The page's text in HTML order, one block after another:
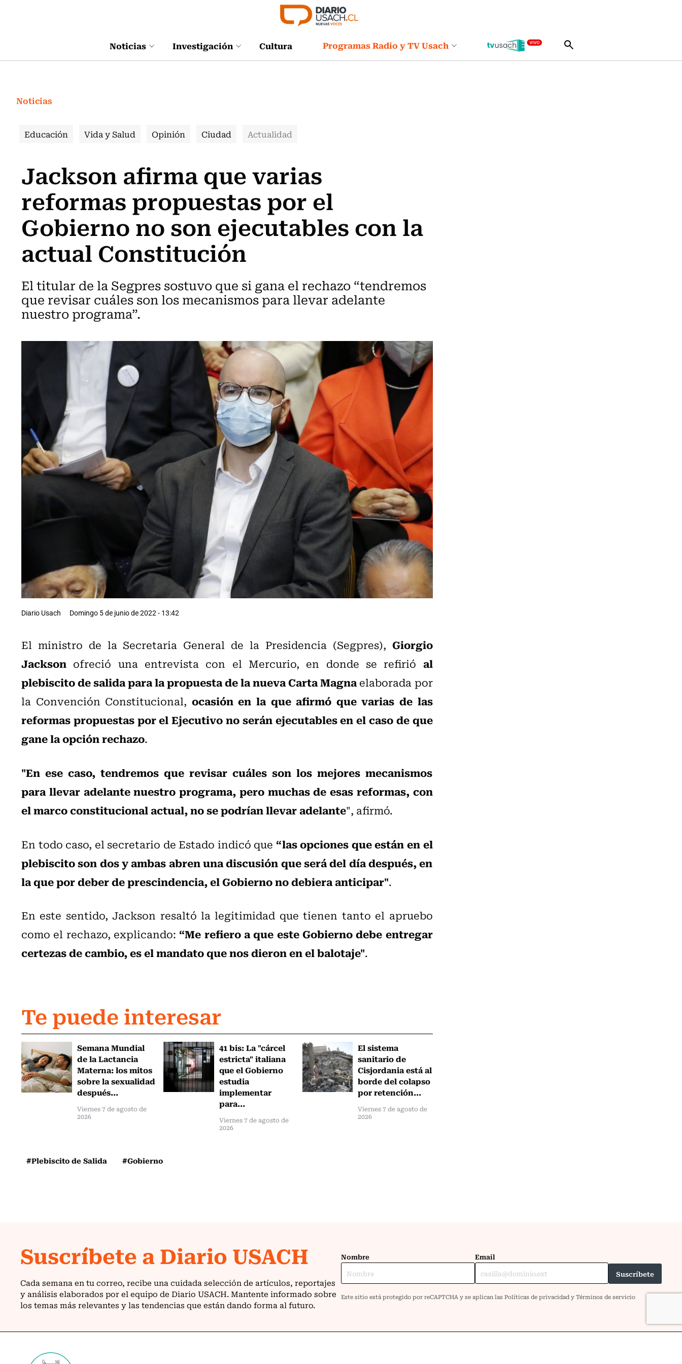
Noticias Investigación Cultura Programas Radio y TV Usach
Noticias
Educación Vida y Salud Opinión Ciudad Actualidad
Jackson afirma que varias
reformas propuestas por el
Gobierno no son ejecutables con la
actual Constitución
El titular de la Segpres sostuvo que si gana el rechazo “tendremos
que revisar cuáles son los mecanismos para llevar adelante
nuestro programa”.
Diario Usach Domingo 5 de junio de 2022 - 13:42
El ministro de la Secretaria General de la Presidencia (Segpres), Giorgio
Jackson ofreció una entrevista con el Mercurio, en donde se refirió al
plebiscito de salida para la propuesta de la nueva Carta Magnaelaborada por
la Convención Constitucional, ocasión en la que afirmó que varias de las
reformas propuestas por el Ejecutivo no serán ejecutables en el caso de que
gane la opción rechazo.
"En ese caso, tendremos que revisar cuáles son los mejores mecanismos
para llevar adelante nuestro programa, pero muchas de esas reformas, con
el marco constitucional actual, no se podrían llevar adelante", afirmó.
En todo caso, el secretario de Estado indicó que “las opciones que están en el
plebiscito son dos y ambas abren una discusión que será del día después, en
la que por deber de prescindencia, el Gobierno no debiera anticipar".
En este sentido, Jackson resaltó la legitimidad que tienen tanto el apruebo
como el rechazo, explicando:“Me refiero a que este Gobierno debe entregar
certezas de cambio, es el mandato que nos dieron en el balotaje".
Te puede interesar
Semana Mundial
de la Lactancia
Materna: los mitos
sobre la sexualidad
después...
Viernes 7 de agosto de
2026
41 bis: La "cárcel
estricta" italiana
que el Gobierno
estudia
implementar
para...
Viernes 7 de agosto de
2026
El sistema
sanitario de
Cisjordania está al
borde del colapso
por retención...
Viernes 7 de agosto de
2026
#Plebiscito de Salida #Gobierno